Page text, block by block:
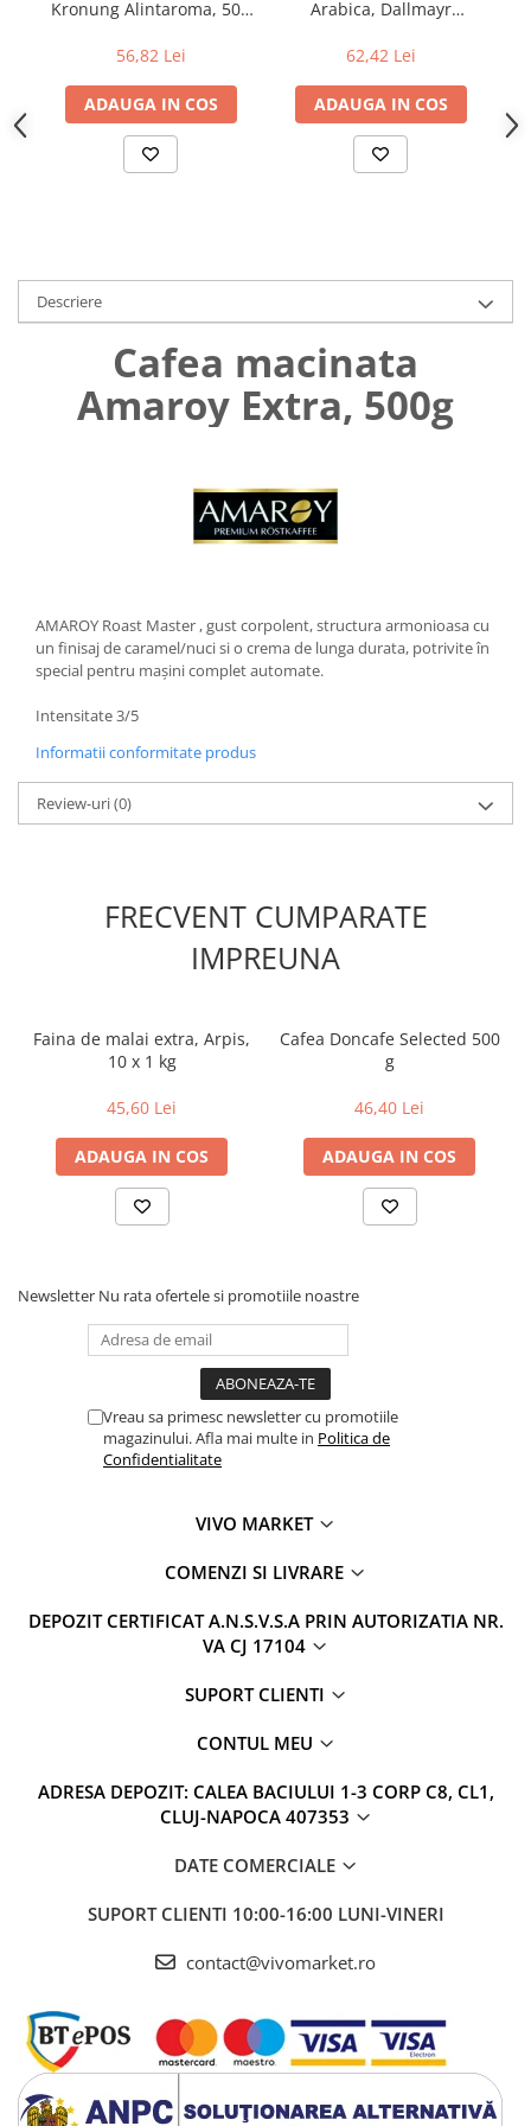
Umerase pentru haine si suporturi
Organizatoare imbracaminte si
incaltaminte
Cosuri de gunoi
Carucioare pentru cumparaturi
Uniforme medicale de unica
Kronung Alintaroma, 500
56,82 Lei
ADAUGA IN COS
Arabica, Dallmayr
62,42 Lei
ADAUGA IN COS
Descriere
Cafea macinata
Amaroy Extra, 500g
AMAROY Roast Master , gust corpolent, structura armonioasa cu
un finisaj de caramel/nuci si o crema de lunga durata, potrivite în
special pentru mașini complet automate.
Intensitate 3/5
Informatii conformitate produs
Review-uri(0)
FRECVENT CUMPARATE
IMPREUNA
Faina de malai extra, Arpis,
10 x 1 kg
45,60 Lei
ADAUGA IN COS
Cafea Doncafe Selected 500
g
46,40 Lei
ADAUGA IN COS
Newsletter Nu rata ofertele si promotiile noastre
Vreau sa primesc newsletter cu promotiile
magazinului. Afla mai multe in Politica de
Confidentialitate
VIVO MARKET
COMENZI SI LIVRARE
DEPOZIT CERTIFICAT A.N.S.V.S.A PRIN AUTORIZATIA NR.
VA CJ 17104
SUPORT CLIENTI
CONTUL MEU
ADRESA DEPOZIT: CALEA BACIULUI 1-3 CORP C8, CL1,
CLUJ-NAPOCA 407353
DATE COMERCIALE
SUPORT CLIENTI 10:00-16:00 LUNI-VINERI
contact@vivomarket.ro